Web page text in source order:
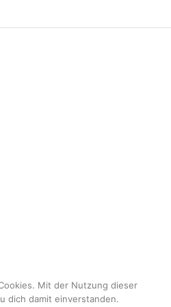
Mit der Nutzung dieser
dich damit einverstanden.